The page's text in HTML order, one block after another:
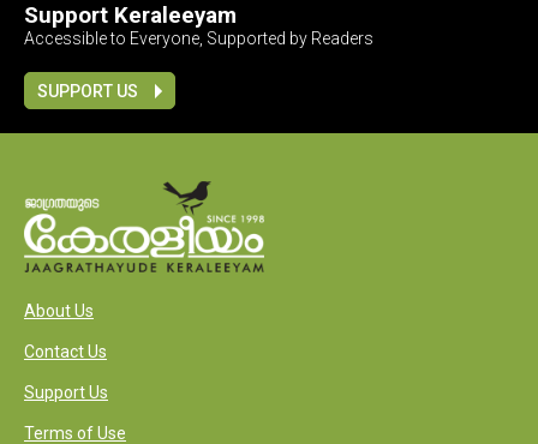
Support Keraleeyam
Accessible to Everyone, Supported by Readers
SUPPORT US
About Us
Contact Us
Support Us
Terms of Use